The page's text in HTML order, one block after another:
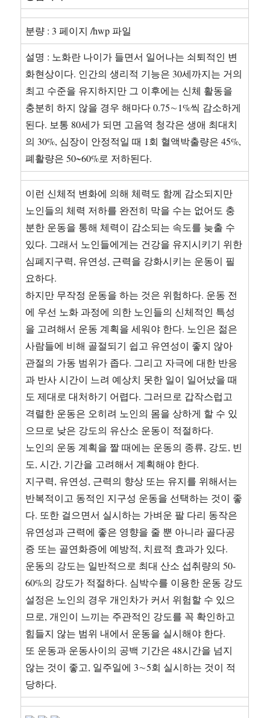
다.
학
2
학
기)
분량 : 3 페이지 /hwp 파일
설명 : 노화란 나이가 들면서 일어나는 쇠퇴적인 변
화현상이다. 인간의 생리적 기능은 30세까지는 거의
최고 수준을 유지하지만 그 이후에는 신체 활동을
충분히 하지 않을 경우 해마다 0.75∼1%씩 감소하게
된다. 보통 80세가 되면 고음역 청각은 생애 최대치
의 30%, 심장이 안정적일 때 1회 혈액박출량은 45%,
폐활량은 50~60%로 저하된다.
이런 신체적 변화에 의해 체력도 함께 감소되지만
노인들의 체력 저하를 완전히 막을 수는 없어도 충
분한 운동을 통해 체력이 감소되는 속도를 늦출 수
있다. 그래서 노인들에게는 건강을 유지시키기 위한
심폐지구력, 유연성, 근력을 강화시키는 운동이 필
요하다.
하지만 무작정 운동을 하는 것은 위험하다. 운동 전
에 우선 노화 과정에 의한 노인들의 신체적인 특성
을 고려해서 운동 계획을 세워야 한다. 노인은 젊은
사람들에 비해 골절되기 쉽고 유연성이 좋지 않아
관절의 가동 범위가 좁다. 그리고 자극에 대한 반응
과 반사 시간이 느려 예상치 못한 일이 일어났을 때
도 제대로 대처하기 어렵다. 그러므로 갑작스럽고
격렬한 운동은 오히려 노인의 몸을 상하게 할 수 있
으므로 낮은 강도의 유산소 운동이 적절하다.
노인의 운동 계획을 짤 때에는 운동의 종류, 강도, 빈
도, 시간, 기간을 고려해서 계획해야 한다.
지구력, 유연성, 근력의 향상 또는 유지를 위해서는
반복적이고 동적인 지구성 운동을 선택하는 것이 좋
다. 또한 걸으면서 실시하는 가벼운 팔 다리 동작은
유연성과 근력에 좋은 영향을 줄 뿐 아니라 골다공
증 또는 골연화증에 예방적, 치료적 효과가 있다.
운동의 강도는 일반적으로 최대 산소 섭취량의 50-
60%의 강도가 적절하다. 심박수를 이용한 운동 강도
설정은 노인의 경우 개인차가 커서 위험할 수 있으
므로, 개인이 느끼는 주관적인 강도를 꼭 확인하고
힘들지 않는 범위 내에서 운동을 실시해야 한다.
또 운동과 운동사이의 공백 기간은 48시간을 넘지
않는 것이 좋고, 일주일에 3∼5회 실시하는 것이 적
당하다.